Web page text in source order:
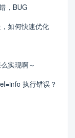
，BUG
如何快速优化
实现啊～
执行错误？